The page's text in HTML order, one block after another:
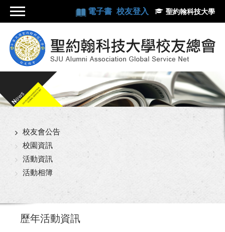
電子書 校友登入 聖約翰科技大學
校友會公告
校園資訊
活動資訊
活動相簿
歷年活動資訊